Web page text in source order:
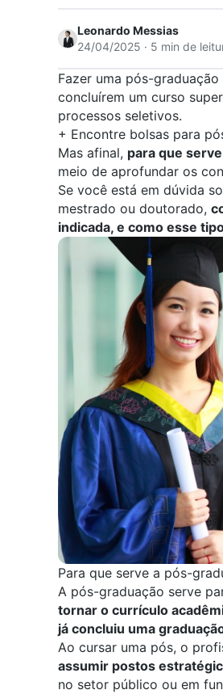
Leonardo Messias
24/04/2025 · 5 min de
Fazer uma pós-
concluírem um curso
processos seletivos.
+ Encontre bolsas para
Mas afinal, para que
meio de aprofundar os
Se você está em dúvida
mestrado ou doutorado,
indicada, e como esse
Para que serve a pós-
A pós-graduação serve
tornar o currículo
já concluiu uma
Ao cursar uma pós, o
assumir postos
no setor público ou em